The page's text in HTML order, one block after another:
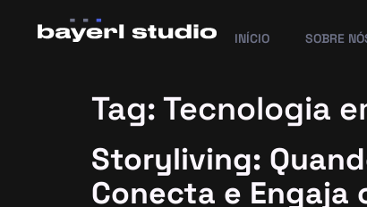
INÍCIO SOBRE
Tag:Tecnologia
Storyliving:
Conecta e Engaja